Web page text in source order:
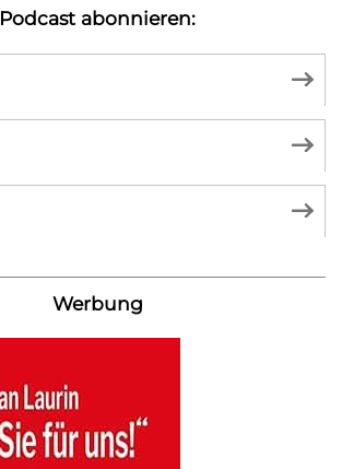
Podcast abonnieren:
Werbung